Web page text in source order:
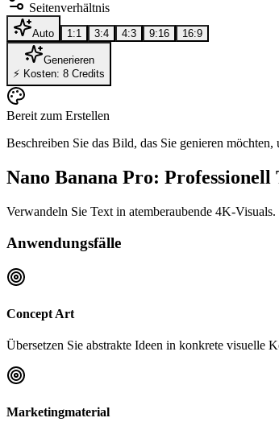
Seitenverhältnis
Auto 1:1 3:4 4:3 9:16 16:9
Generieren
⚡ Kosten: 8 Credits
Bereit zum Erstellen
Beschreiben Sie das Bild, das Sie genieren
Nano Banana Pro: Professionell
Verwandeln Sie Text in atemberaubende 4K-
Anwendungsfälle
Concept Art
Übersetzen Sie abstrakte Ideen in konkrete visuelle
Marketingmaterial